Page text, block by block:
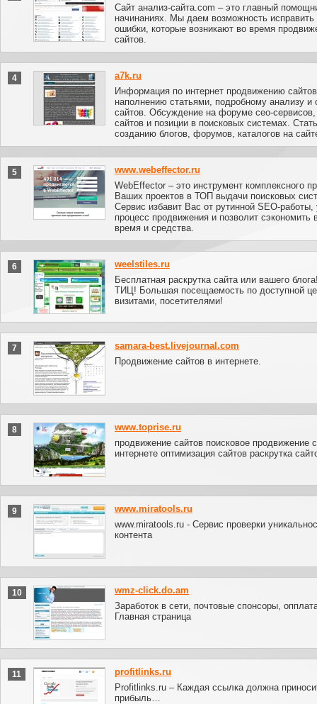
Сайт анализ-сайта.com – это главный
начинаниях. Мы даем возможность
ошибки, которые возникают во время
сайтов.
4
a7k.ru
Информация по интернет продвижению
наполнению статьями, подробному анализу и
сайтов. Обсуждение на форуме сео-
сайтов и позиции в поисковых системах.
созданию блогов, форумов, каталогов на
5
www.webeffector.ru
WebEffector – это инструмент комплексного
Ваших проектов в ТОП выдачи поисковых
Сервис избавит Вас от рутинной SEO-работы,
процесс продвижения и позволит сэкономить
время и средства.
6
weelstiles.ru
Бесплатная раскрутка сайта или вашего
ТИЦ! Большая посещаемость по доступной
визитами, посетителями!
7
samara-best.livejournal.com
Продвижение сайтов в интернете.
8
www.toprise.ru
продвижение сайтов поисковое продвижение
интернете оптимизация сайтов раскрутка
9
www.miratools.ru
www.miratools.ru - Сервис проверки
контента
10
wmz-click.do.am
Заработок в сети, почтовые спонсоры,
Главная страница
11
profitlinks.ru
Profitlinks.ru – Каждая ссылка должна
прибыль…